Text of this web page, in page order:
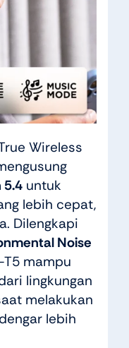
Wireless
5.4untuk
lebih cepat,
Dilengkapi
Noise
T5 mampu
lingkungan
melakukan
lebih